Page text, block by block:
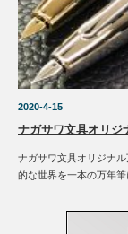
2020-4-15
ナガサワ文具オリジ
ナガサワ文具オリジナ
的な世界を一本の万年筆